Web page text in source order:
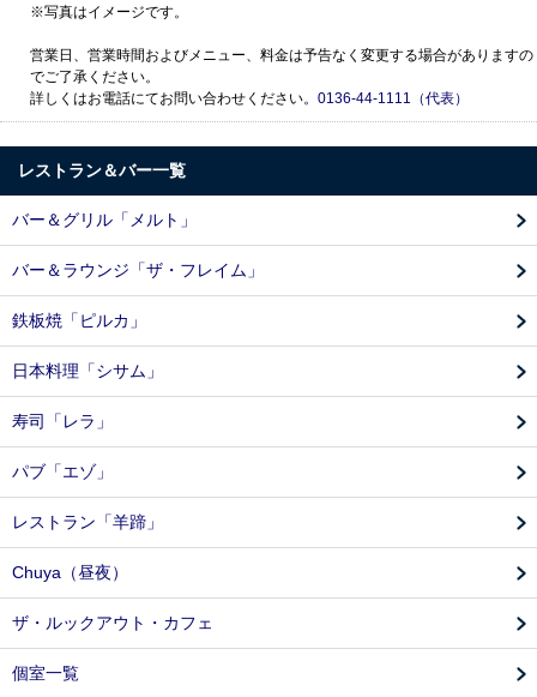
※写真はイメージです。
営業日、営業時間およびメニュー、料金は予告なく変更する場合がありますの
でご了承ください。
詳しくはお電話にてお問い合わせください。 0136-44-1111（代表）
レストラン＆バー一覧
バー＆グリル「メルト」
バー＆ラウンジ「ザ・フレイム」
鉄板焼「ピルカ」
日本料理「シサム」
寿司「レラ」
パブ「エゾ」
レストラン「羊蹄」
Chuya（昼夜）
ザ・ルックアウト・カフェ
個室一覧